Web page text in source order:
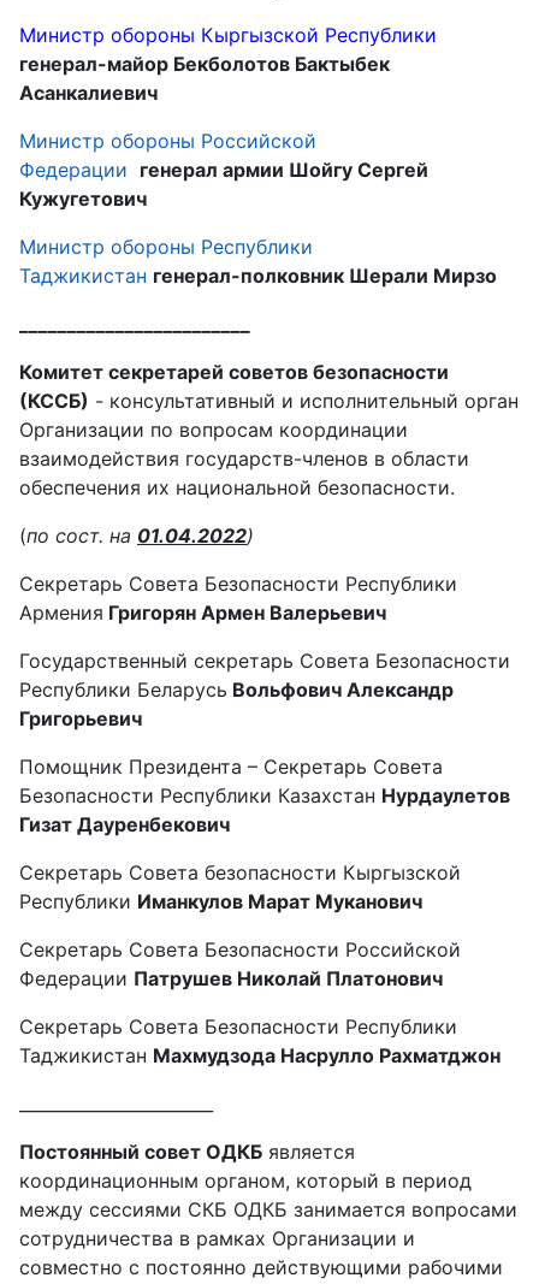
Министр обороны Кыргызской Республики
генерал-майор Бекболотов Бактыбек
Асанкалиевич
Министр обороны Российской
Федерации генерал армии Шойгу Сергей
Кужугетович
Министр обороны Республики
Таджикистан генерал-полковник Шерали Мирзо
Комитет секретарей советов безопасности
(КССБ) - консультативный и исполнительный орган
Организации по вопросам координации
взаимодействия государств-членов в области
обеспечения их национальной безопасности.
(по сост. на 01.04.2022)
Секретарь Совета Безопасности Республики
Армения Григорян Армен Валерьевич
Государственный секретарь Совета Безопасности
Республики Беларусь Вольфович Александр
Григорьевич
Помощник Президента – Секретарь Совета
Безопасности Республики Казахстан Нурдаулетов
Гизат Дауренбекович
Секретарь Совета безопасности Кыргызской
Республики Иманкулов Марат Муканович
Секретарь Совета Безопасности Российской
Федерации Патрушев Николай Платонович
Секретарь Совета Безопасности Республики
Таджикистан Махмудзода Насрулло Рахматджон
Постоянный совет ОДКБ является
координационным органом, который в период
между сессиями СКБ ОДКБ занимается вопросами
сотрудничества в рамках Организации и
совместно с постоянно действующими рабочими